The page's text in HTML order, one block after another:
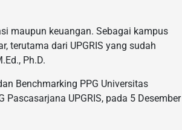
maupun keuangan. Sebagai kampus
terutama dari UPGRIS yang sudah
Ph.D.
Benchmarking PPG Universitas
UPGRIS, pada 5 Desember